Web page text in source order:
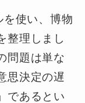
使い、博物
整理しまし
問題は単な
思決定の遅
であるとい